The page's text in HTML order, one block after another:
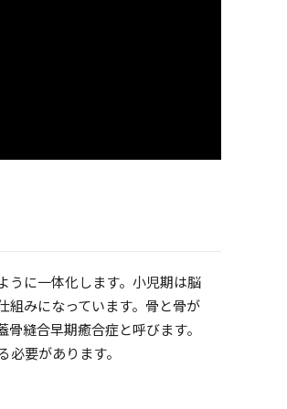
うに一体化します。小児期は脳
組みになっています。骨と骨が
縫合早期癒合症と呼びます。
要があります。